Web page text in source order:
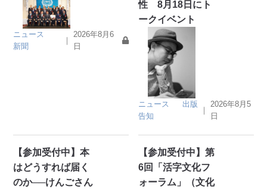
ニュース
新聞
｜
2026年8月6
日
性 8月18日にト
ークイベント
ニュース
出版
告知
｜
2026年8月5
日
【参加受付中】本
はどうすれば届く
のか──けんごさん
【参加受付中】第
6回「活字文化フ
ォーラム」（文化